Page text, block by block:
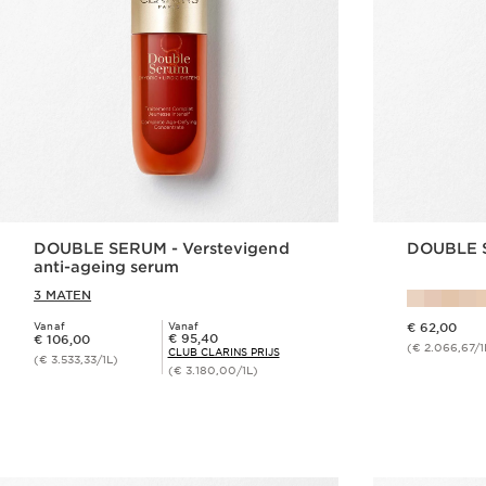
DOUBLE SERUM - Verstevigend
anti-ageing serum
3 MATEN
Vanaf
Dit is nu de prijs € 106,00
€ 106,00
(€ 3.533,33/1L)
Vanaf
Club Clarins Prijs € 95,40
€ 95,40
CLUB CLARINS PRIJS
(€ 3.180,00/1L)
DOUBLE
€ 62,00
(€ 2.066,67/